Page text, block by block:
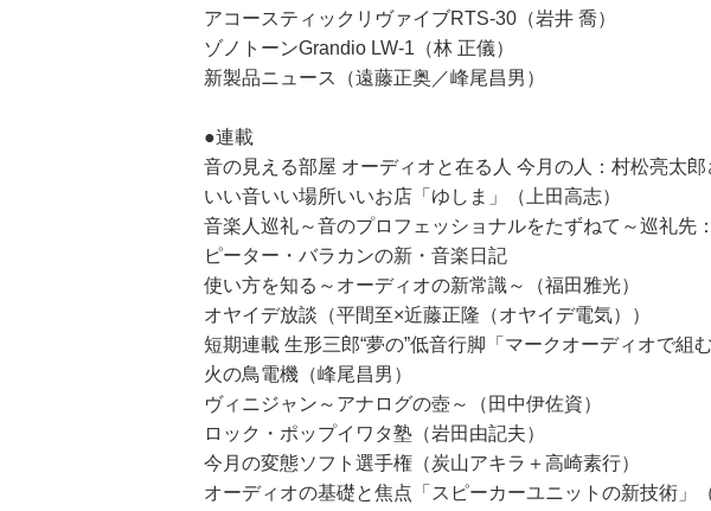
アコースティックリヴァイブRTS-30（岩井 喬）
ゾノトーンGrandio LW-1（林 正儀）
新製品ニュース（遠藤正奥／峰尾昌男）
●連載
音の見える部屋 オーディオと在る人 今月の人：村松亮太郎
いい音いい場所いいお店「ゆしま」（上田高志）
音楽人巡礼～音のプロフェッショナルをたずねて～巡礼先
ピーター・バラカンの新・音楽日記
使い方を知る～オーディオの新常識～（福田雅光）
オヤイデ放談（平間至×近藤正隆（オヤイデ電気））
短期連載 生形三郎“夢の”低音行脚「マークオーディオで組む
火の鳥電機（峰尾昌男）
ヴィニジャン～アナログの壺～（田中伊佐資）
ロック・ポップイワタ塾（岩田由記夫）
今月の変態ソフト選手権（炭山アキラ＋高崎素行）
オーディオの基礎と焦点「スピーカーユニットの新技術」